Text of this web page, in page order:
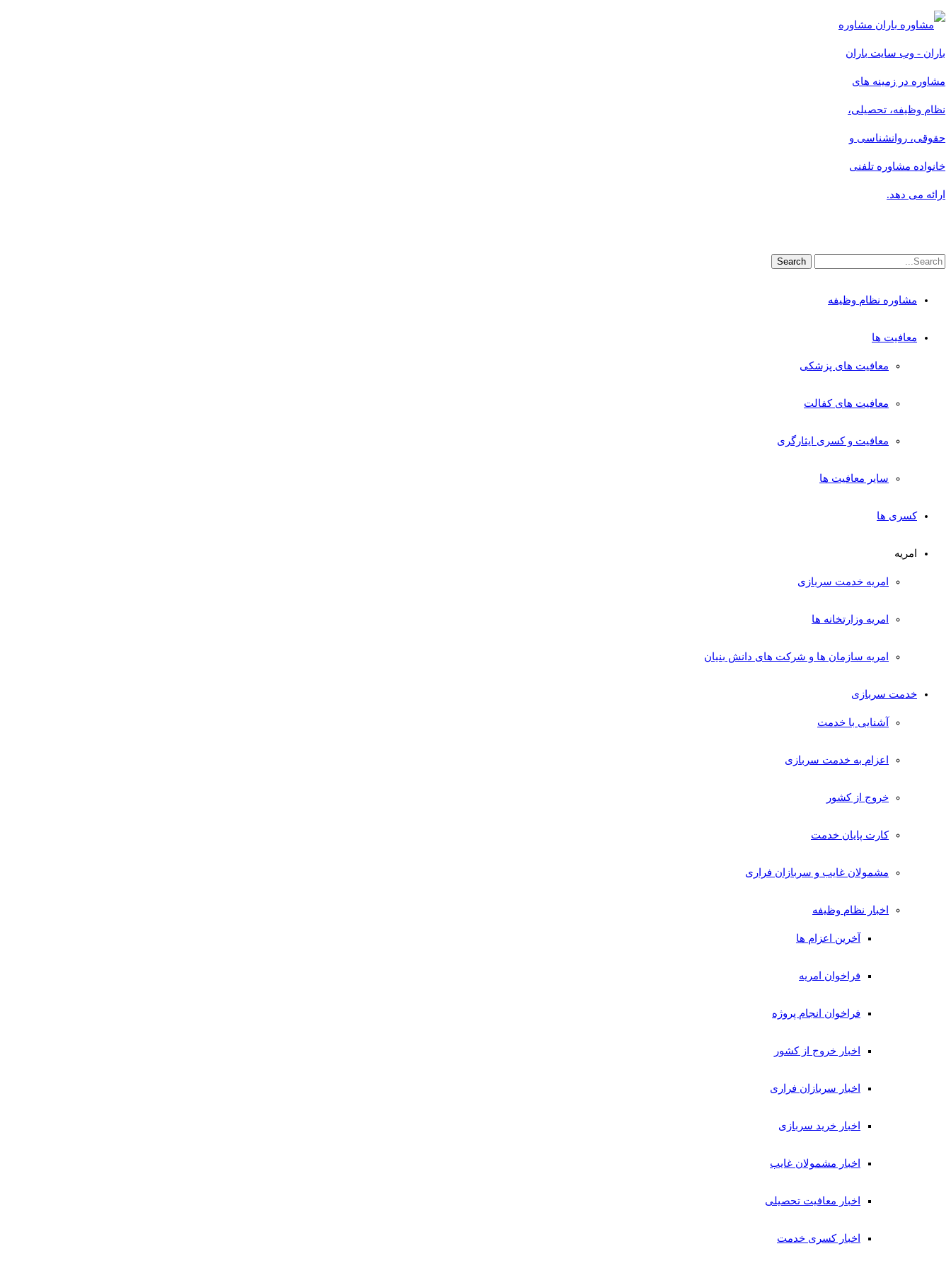
مشاوره
باران - وب سایت باران
مشاوره در زمینه های
نظام وظیفه، تحصیلی،
حقوقی، روانشناسی و
خانواده مشاوره تلفنی
ارائه می دهد.
مشاوره نظام وظیفه
معافیت ها
معافیت های پزشکی
معافیت های کفالت
معافیت و کسری ایثارگری
سایر معافیت ها
کسری ها
امریه
امریه خدمت سربازی
امریه وزارتخانه ها
امریه سازمان ها و شرکت های دانش بنیان
خدمت سربازی
آشنایی با خدمت
اعزام به خدمت سربازی
خروج از کشور
کارت پایان خدمت
مشمولان غایب و سربازان فراری
اخبار نظام وظیفه
آخرین اعزام ها
فراخوان امریه
فراخوان انجام پروژه
اخبار خروج از کشور
اخبار سربازان فراری
اخبار خرید سربازی
اخبار مشمولان غایب
اخبار معافیت تحصیلی
اخبار کسری خدمت